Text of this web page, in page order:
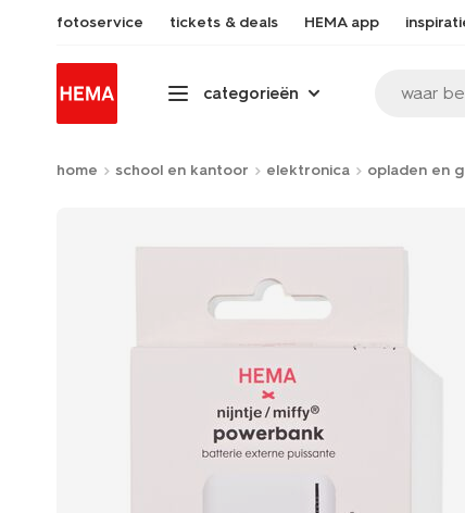
fotoservice tickets & deals HEMA app
categorieën waar
home school en kantoor elektronica opladen en